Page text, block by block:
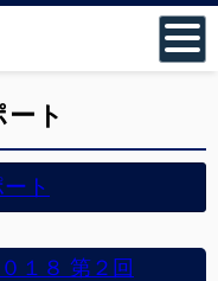
ト
ト
１８ 第２回